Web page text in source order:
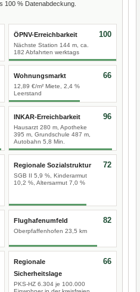
100 % Datenabdeckung.
ÖPNV-Erreichbarkeit
Nächste Station 144 m, ca.
182 Abfahrten werktags
100
Wohnungsmarkt
12,89 €/m² Miete, 2,4 %
Leerstand
66
INKAR-Erreichbarkeit
Hausarzt 280 m, Apotheke
395 m, Grundschule 487 m,
Autobahn 5,8 Min.
96
Regionale Sozialstruktur
SGB II 5,9 %, Kinderarmut
10,2 %, Altersarmut 7,0 %
72
Flughafenumfeld
Oberpfaffenhofen 23,5 km
82
Regionale
Sicherheitslage
PKS-HZ 6.304 je 100.000
66